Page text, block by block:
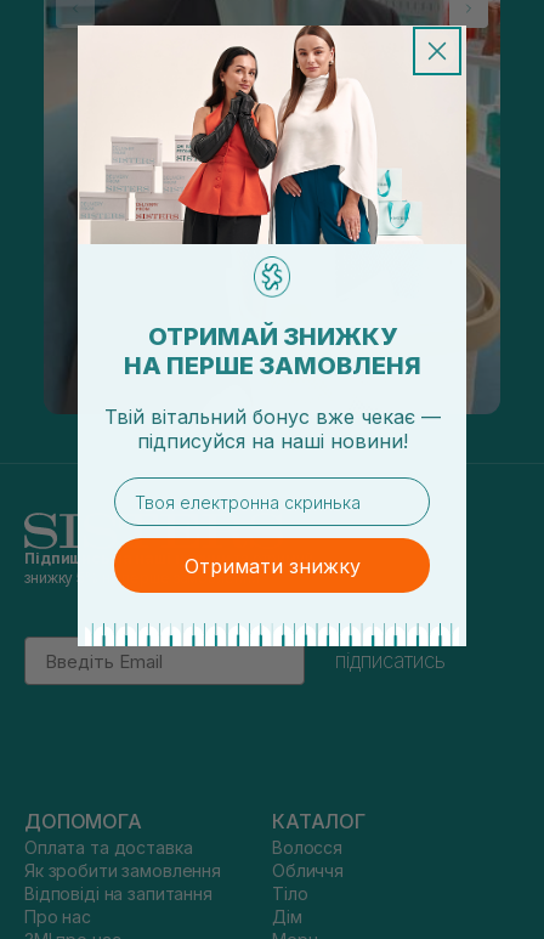
Підпишись на наші новинита отримуй
знижку 5% на перше замовлення
Email
підписатись
ДОПОМОГА
Оплата та доставка
Як зробити замовлення
Відповіді на запитання
Про нас
КАТАЛОГ
Волосся
Обличчя
Тіло
Дім
ОТРИМАЙ ЗНИЖКУ
НА ПЕРШЕ ЗАМОВЛЕНЯ
Твій вітальний бонус вже чекає —
підписуйся на наші новини!
email
Отримати знижку